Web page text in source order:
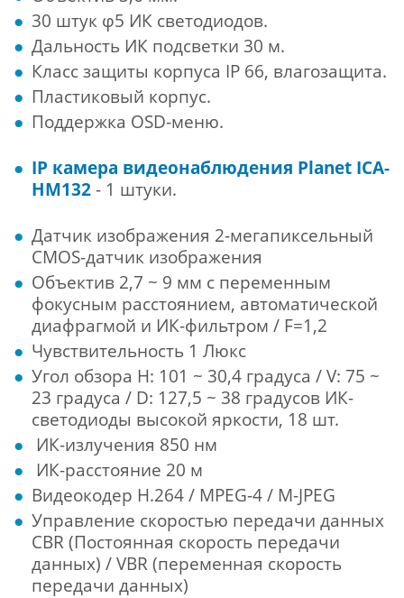
30 штук φ5 ИК светодиодов.
Дальность ИК подсветки 30 м.
Класс защиты корпуса IP 66, влагозащита.
Пластиковый корпус.
Поддержка OSD-меню.
IP камера видеонаблюдения Planet ICA-
HM132 - 1 штуки.
Датчик изображения 2-мегапиксельный
CMOS-датчик изображения
Объектив 2,7 ~ 9 мм с переменным
фокусным расстоянием, автоматической
диафрагмой и ИК-фильтром / F=1,2
Чувствительность 1 Люкс
Угол обзора H: 101 ~ 30,4 градуса / V: 75 ~
23 градуса / D: 127,5 ~ 38 градусов ИК-
светодиоды высокой яркости, 18 шт.
ИК-излучения 850 нм
ИК-расстояние 20 м
Видеокодер H.264 / MPEG-4 / M-JPEG
Управление скоростью передачи данных
CBR (Постоянная скорость передачи
данных) / VBR (переменная скорость
передачи данных)